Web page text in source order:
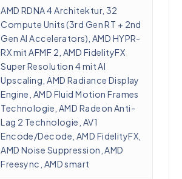
AMD RDNA 4 Architektur, 32
Compute Units (3rd Gen RT + 2nd
Gen AI Accelerators), AMD HYPR-
RX mit AFMF 2, AMD FidelityFX
Super Resolution 4 mit AI
Upscaling, AMD Radiance Display
Engine, AMD Fluid Motion Frames
Technologie, AMD Radeon Anti-
Lag 2 Technologie, AV1
Encode/Decode, AMD FidelityFX,
AMD Noise Suppression, AMD
Freesync, AMD smart